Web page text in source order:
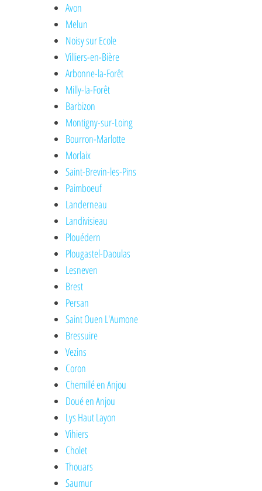
Avon
Melun
Noisy sur Ecole
Villiers-en-Bière
Arbonne-la-Forêt
Milly-la-Forêt
Barbizon
Montigny-sur-Loing
Bourron-Marlotte
Morlaix
Saint-Brevin-les-Pins
Paimboeuf
Landerneau
Landivisieau
Plouédern
Plougastel-Daoulas
Lesneven
Brest
Persan
Saint Ouen L'Aumone
Bressuire
Vezins
Coron
Chemillé en Anjou
Doué en Anjou
Lys Haut Layon
Vihiers
Cholet
Thouars
Saumur